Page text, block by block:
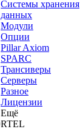
Системы хранения
данных
Модули
Опции
Pillar Axiom
SPARC
Трансиверы
Серверы
Разное
Лицензии
Ещё